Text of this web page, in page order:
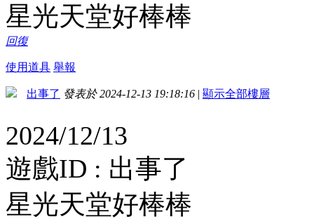
星光天堂好棒棒
回復
使用道具 舉報
出事了 發表於 2024-12-13 19:18:16 | 顯示全部樓層
2024/12/13
遊戲ID : 出事了
星光天堂好棒棒